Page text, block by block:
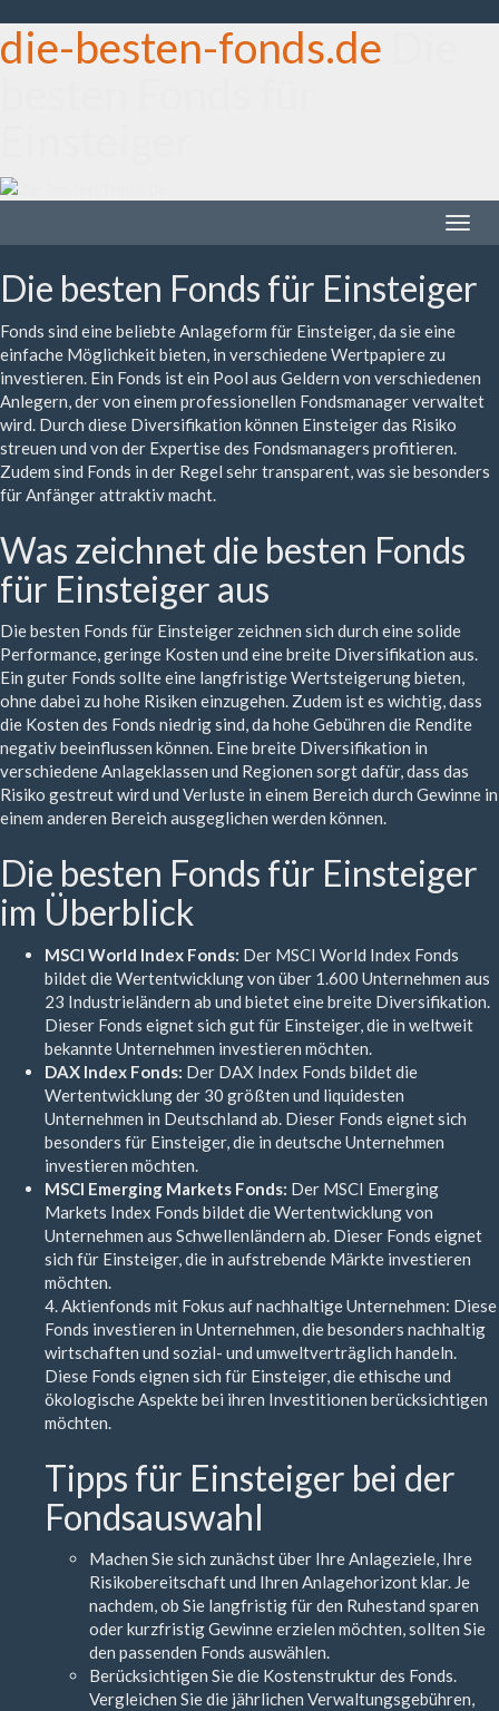
die-besten-fonds.de
Toggle
Die besten Fonds für Einsteiger
Fonds sind eine beliebte Anlageform für Einsteiger, da sie eine
einfache Möglichkeit bieten, in verschiedene Wertpapiere zu
investieren. Ein Fonds ist ein Pool aus Geldern von verschiedenen
Anlegern, der von einem professionellen Fondsmanager verwaltet
wird. Durch diese Diversifikation können Einsteiger das Risiko
streuen und von der Expertise des Fondsmanagers profitieren.
Zudem sind Fonds in der Regel sehr transparent, was sie besonders
für Anfänger attraktiv macht.
Was zeichnet die besten Fonds
für Einsteiger aus
Die besten Fonds für Einsteiger zeichnen sich durch eine solide
Performance, geringe Kosten und eine breite Diversifikation aus.
Ein guter Fonds sollte eine langfristige Wertsteigerung bieten,
ohne dabei zu hohe Risiken einzugehen. Zudem ist es wichtig, dass
die Kosten des Fonds niedrig sind, da hohe Gebühren die Rendite
negativ beeinflussen können. Eine breite Diversifikation in
verschiedene Anlageklassen und Regionen sorgt dafür, dass das
Risiko gestreut wird und Verluste in einem Bereich durch Gewinne in
einem anderen Bereich ausgeglichen werden können.
Die besten Fonds für Einsteiger
im Überblick
MSCI World Index Fonds: Der MSCI World Index Fonds
bildet die Wertentwicklung von über 1.600 Unternehmen aus
23 Industrieländern ab und bietet eine breite Diversifikation.
Dieser Fonds eignet sich gut für Einsteiger, die in weltweit
bekannte Unternehmen investieren möchten.
DAX Index Fonds: Der DAX Index Fonds bildet die
Wertentwicklung der 30 größten und liquidesten
Unternehmen in Deutschland ab. Dieser Fonds eignet sich
besonders für Einsteiger, die in deutsche Unternehmen
investieren möchten.
MSCI Emerging Markets Fonds: Der MSCI Emerging
Markets Index Fonds bildet die Wertentwicklung von
Unternehmen aus Schwellenländern ab. Dieser Fonds eignet
sich für Einsteiger, die in aufstrebende Märkte investieren
möchten.
4. Aktienfonds mit Fokus auf nachhaltige Unternehmen: Diese
Fonds investieren in Unternehmen, die besonders nachhaltig
wirtschaften und sozial- und umweltverträglich handeln.
Diese Fonds eignen sich für Einsteiger, die ethische und
ökologische Aspekte bei ihren Investitionen berücksichtigen
möchten.
Tipps für Einsteiger bei der
Fondsauswahl
Machen Sie sich zunächst über Ihre Anlageziele, Ihre
Risikobereitschaft und Ihren Anlagehorizont klar. Je
nachdem, ob Sie langfristig für den Ruhestand sparen
oder kurzfristig Gewinne erzielen möchten, sollten Sie
den passenden Fonds auswählen.
Berücksichtigen Sie die Kostenstruktur des Fonds.
Vergleichen Sie die jährlichen Verwaltungsgebühren,